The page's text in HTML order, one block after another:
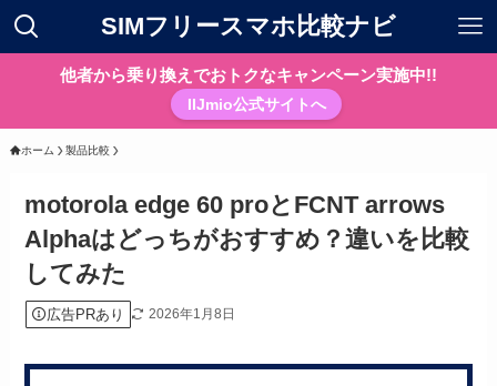
SIMフリースマホ比較ナビ
他者から乗り換えでおトクなキャンペーン実施中!!
IIJmio公式サイトへ
ホーム 製品比較
motorola edge 60 proとFCNT arrows
Alphaはどっちがおすすめ？違いを比較
してみた
広告PRあり 2026年1月8日